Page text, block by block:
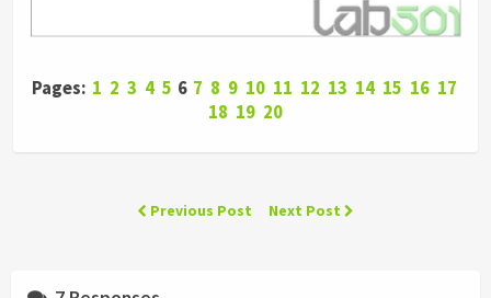
Pages: 1 2 3 4 5 6 7 8 9 10 11 12 13 14 15 16 17
18 19 20
Previous Post Next Post